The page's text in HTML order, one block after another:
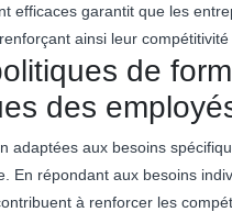
efficaces garantit que les
ainsi leur
de
des
adaptées aux besoins
En répondant aux besoins
à renforcer les